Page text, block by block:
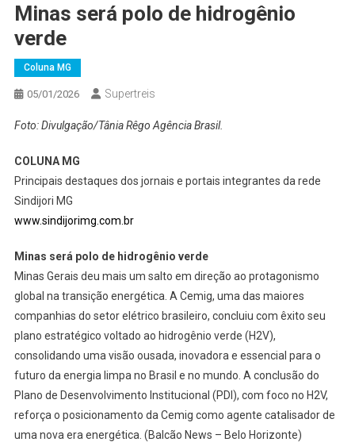
Minas será polo de hidrogênio
verde
Coluna MG
05/01/2026 Supertreis
Foto: Divulgação/Tânia Rêgo Agência Brasil.
COLUNA MG
Principais destaques dos jornais e portais integrantes da rede
Sindijori MG
www.sindijorimg.com.br
Minas será polo de hidrogênio verde
Minas Gerais deu mais um salto em direção ao protagonismo
global na transição energética. A Cemig, uma das maiores
companhias do setor elétrico brasileiro, concluiu com êxito seu
plano estratégico voltado ao hidrogênio verde (H2V),
consolidando uma visão ousada, inovadora e essencial para o
futuro da energia limpa no Brasil e no mundo. A conclusão do
Plano de Desenvolvimento Institucional (PDI), com foco no H2V,
reforça o posicionamento da Cemig como agente catalisador de
uma nova era energética. (Balcão News – Belo Horizonte)